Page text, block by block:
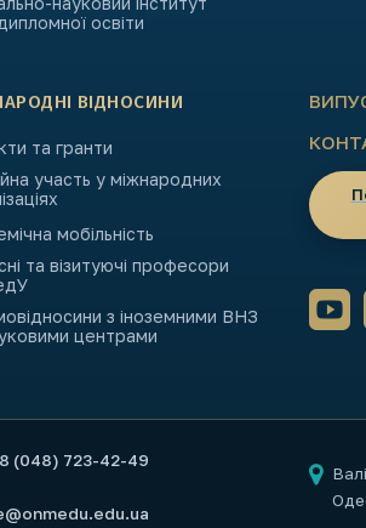
освіти
ВІДНОСИНИ
та гранти
участь у міжнародних
мобільність
та візитуючі професори
з іноземними ВНЗ
центрами
(048) 723-42-49